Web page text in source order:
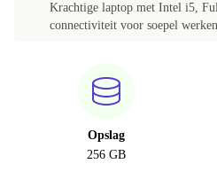
Krachtige laptop met Intel i5,
connectiviteit voor soepel
Opslag
256 GB